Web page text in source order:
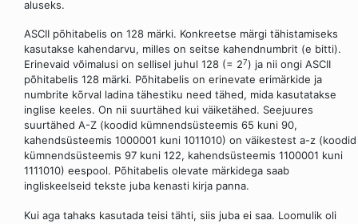
aluseks.
ASCII põhitabelis on 128 märki. Konkreetse märgi tähistamiseks
kasutakse kahendarvu, milles on seitse kahendnumbrit (e bitti).
Erinevaid võimalusi on sellisel juhul 128 (= 27) ja nii ongi ASCII
põhitabelis 128 märki. Põhitabelis on erinevate erimärkide ja
numbrite kõrval ladina tähestiku need tähed, mida kasutatakse
inglise keeles. On nii suurtähed kui väiketähed. Seejuures
suurtähed A-Z (koodid kümnendsüsteemis 65 kuni 90,
kahendsüsteemis 1000001 kuni 1011010) on väikestest a-z (koodid
kümnendsüsteemis 97 kuni 122, kahendsüsteemis 1100001 kuni
1111010) eespool. Põhitabelis olevate märkidega saab
ingliskeelseid tekste juba kenasti kirja panna.
Kui aga tahaks kasutada teisi tähti, siis juba ei saa. Loomulik oli